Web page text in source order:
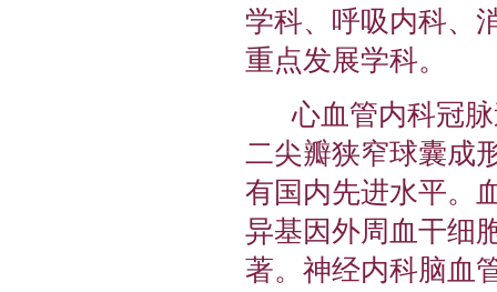
学科、呼吸内科、
重点发展学科。
心血管内科冠脉
二尖瓣狭窄球囊成
有国内先进水平。
异基因外周血干细
著。神经内科脑血